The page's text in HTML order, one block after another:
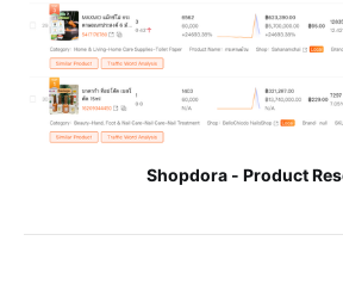
Shopdora - Product